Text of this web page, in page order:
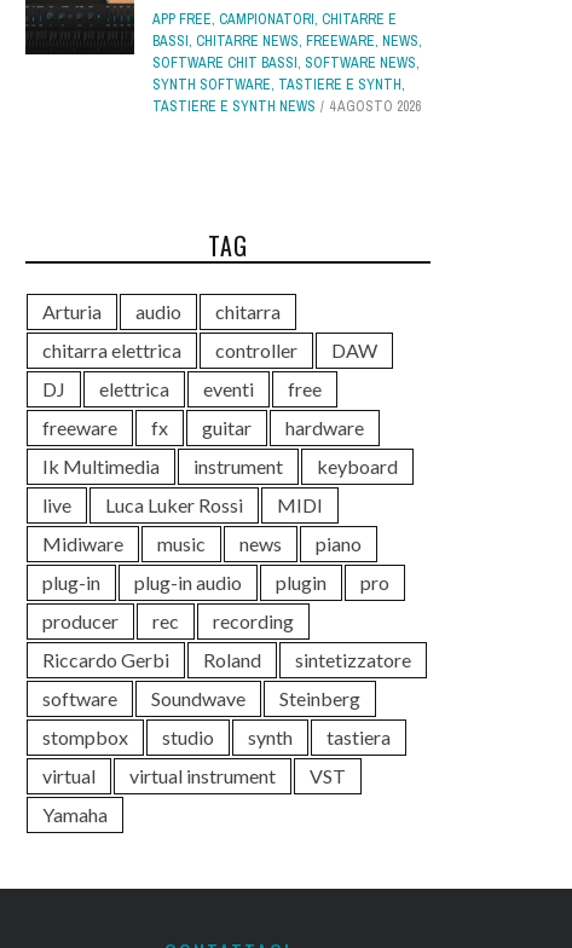
APP FREE, CAMPIONATORI, CHITARRE E
BASSI, CHITARRE NEWS, FREEWARE, NEWS,
SOFTWARE CHIT BASSI, SOFTWARE NEWS,
SYNTH SOFTWARE, TASTIERE E SYNTH,
TASTIERE E SYNTH NEWS
4 AGOSTO 2026
TAG
Arturia audio
chitarra
chitarra elettrica
controller
DAW
DJ
elettrica eventi
free
freeware
fx guitar
hardware
Ik Multimedia
instrument
keyboard
live
Luca Luker Rossi
MIDI
Midiware
music news
piano
plug-in
plug-in audio plugin
pro
producer
rec
recording
Riccardo Gerbi
Roland
sintetizzatore
software
Soundwave
Steinberg
stompbox
studio synth
tastiera
virtual
virtual instrument
VST
Yamaha